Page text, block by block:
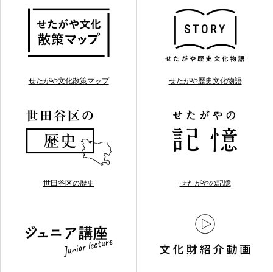
せたがや文化散策マップ せたがや歴史文化物語
世田谷区の歴史 せたがやの記憶